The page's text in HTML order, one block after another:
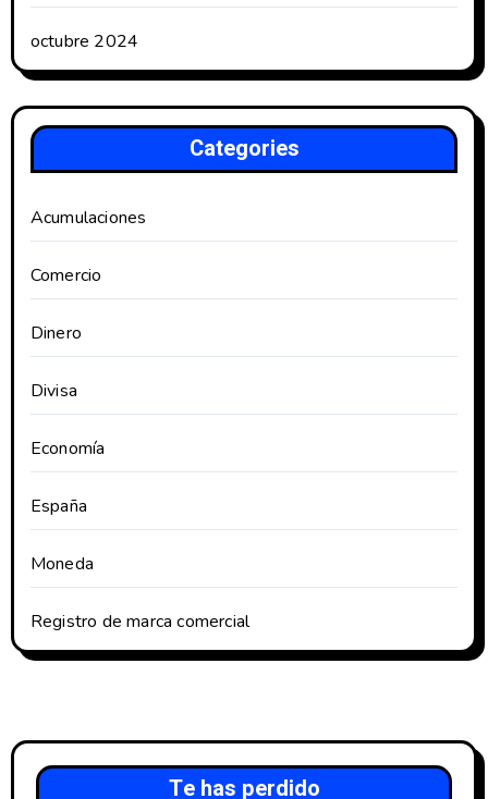
octubre 2024
Categories
Acumulaciones
Comercio
Dinero
Divisa
Economía
España
Moneda
Registro de marca comercial
Te has perdido